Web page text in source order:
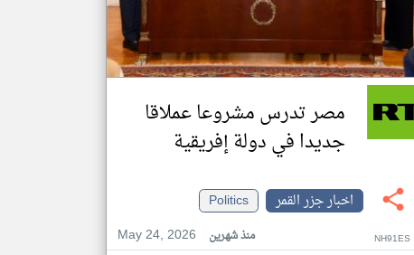
مصر تدرس مشروعا عملاقا
جديدا في دولة إفريقية
اخبار جزر القمر
Politics
May 24, 2026
منذ شهرين NH91ES